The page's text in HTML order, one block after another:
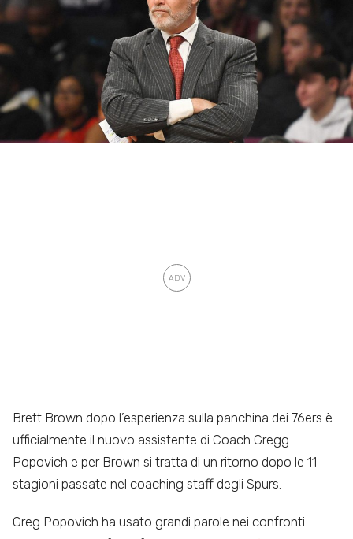
Brett Brown dopo l’esperienza sulla panchina dei 76ers è
ufficialmente il nuovo assistente di Coach Gregg
Popovich e per Brown si tratta di un ritorno dopo le 11
stagioni passate nel coaching staff degli Spurs.
Greg Popovich ha usato grandi parole nei confronti